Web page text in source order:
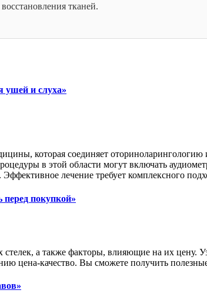
тканей.
ушей и слуха»
которая соединяет
в этой области могут включать
лечение требует комплексного
перед покупкой»
стелек, а также факторы, влияющие на их цену.
цена-качество. Вы сможете получить